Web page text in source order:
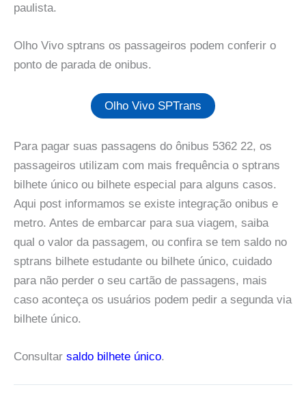
paulista.
Olho Vivo sptrans os passageiros podem conferir o
ponto de parada de onibus.
Olho Vivo SPTrans
Para pagar suas passagens do ônibus 5362 22, os
passageiros utilizam com mais frequência o sptrans
bilhete único ou bilhete especial para alguns casos.
Aqui post informamos se existe integração onibus e
metro. Antes de embarcar para sua viagem, saiba
qual o valor da passagem, ou confira se tem saldo no
sptrans bilhete estudante ou bilhete único, cuidado
para não perder o seu cartão de passagens, mais
caso aconteça os usuários podem pedir a segunda via
bilhete único.
Consultar saldo bilhete único.